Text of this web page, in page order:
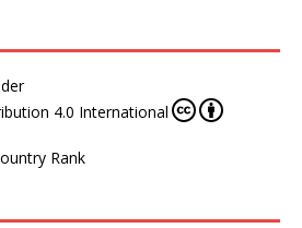
4.0 International